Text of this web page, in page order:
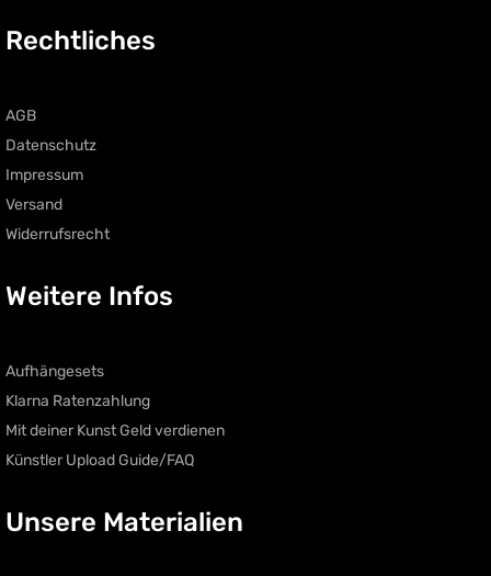
Rechtliches
AGB
Datenschutz
Impressum
Versand
Widerrufsrecht
Weitere Infos
Aufhängesets
Klarna Ratenzahlung
Mit deiner Kunst Geld verdienen
Künstler Upload Guide/FAQ
Unsere Materialien